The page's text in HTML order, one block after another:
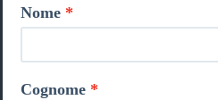
Nome
Cognome